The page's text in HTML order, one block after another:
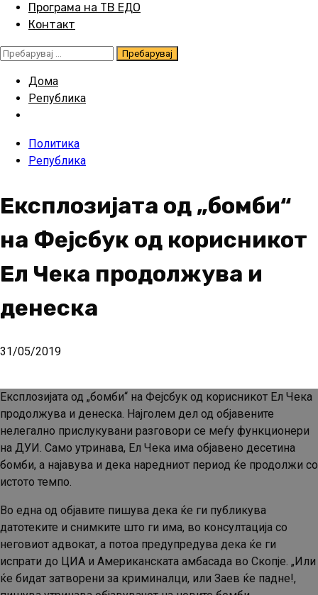
Програма на ТВ ЕДО
Контакт
Пребарувај
Дома
Република
Политика
Република
Експлозијата од „бомби“
на Фејсбук од корисникот
Ел Чека продолжува и
денеска
31/05/2019
Експлозијата од „бомби“ на Фејсбук од корисникот Ел Чека
продолжува и денеска. Најголем дел од објавените
нелегално прислукувани разговори се меѓу функционери
на ДУИ. Само утринава, Ел Чека има објавено десетина
бомби, а најавува и дека наредниот период ќе продолжи со
истото темпо.
Во една од објавите пишува дека ќе ги публикува
датотеките и снимките што ги има, во консултација со
неговиот адвокат, а потоа предупредува дека ќе ги
испрати до ЦИА и Американската амбасада во Скопје. „Или
ќе бидат затворени за криминалци, или Заев ќе падне!,